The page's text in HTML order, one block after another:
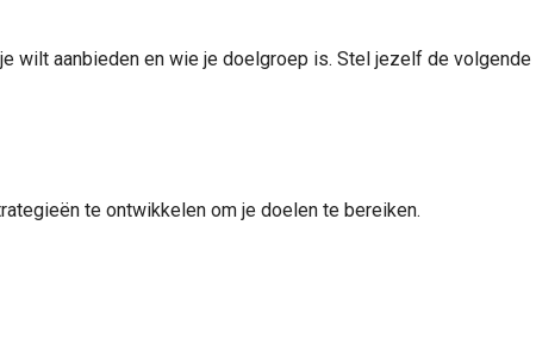
wilt aanbieden en wie je doelgroep is. Stel jezelf de volgende
te ontwikkelen om je doelen te bereiken.